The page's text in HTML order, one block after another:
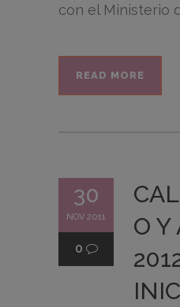
con el Ministerio
READ MORE
30
NOV 2011
0
O Y